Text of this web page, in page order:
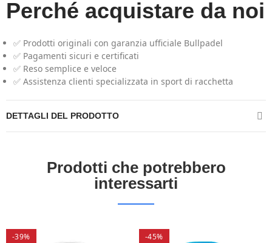
Perché acquistare da noi
✅ Prodotti originali con garanzia ufficiale Bullpadel
✅ Pagamenti sicuri e certificati
✅ Reso semplice e veloce
✅ Assistenza clienti specializzata in sport di racchetta
DETTAGLI DEL PRODOTTO
Prodotti che potrebbero
interessarti
-39% -45%